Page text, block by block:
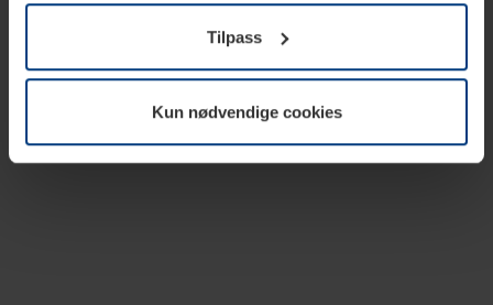
trenger vi din tillatelse. Du kan når som helst endre eller
tilbakekalle ditt samtykke i forklaringen av
informasjonskapselen på sidenPersonvernerklæringpå
Tilpass
Kun nødvendige cookies